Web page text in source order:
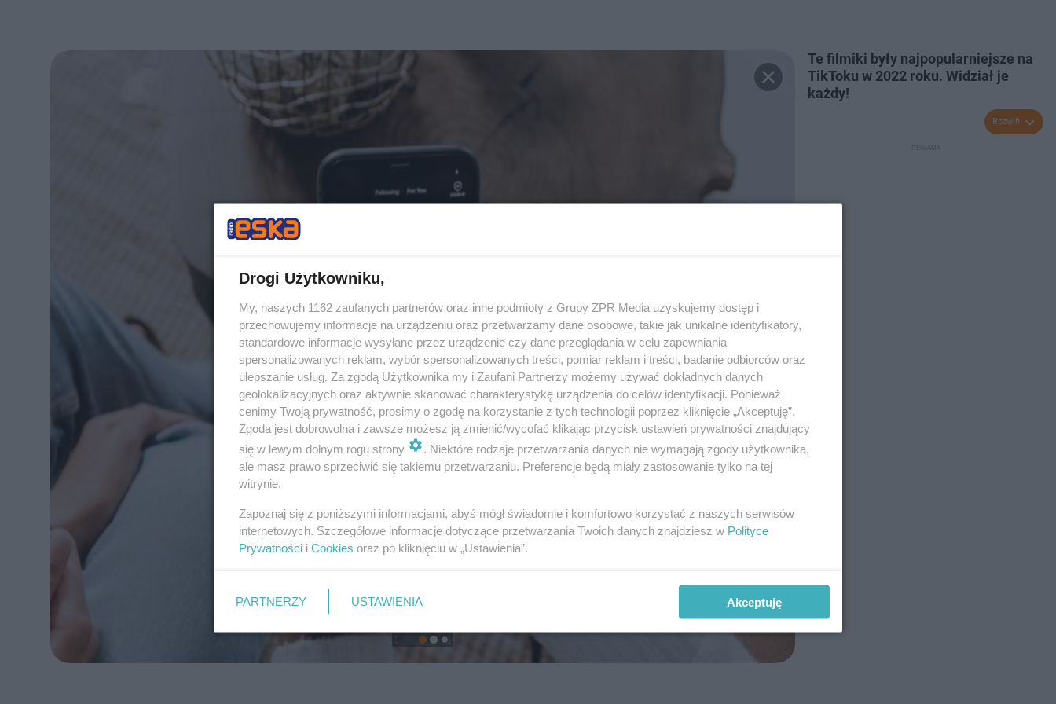
Te filmiki były najpopularniejsze na
TikToku w 2022 roku. Widział je
każdy!
Rozwiń
Drogi Użytkowniku,
My, naszych 1162 zaufanych partnerów oraz inne podmioty z Grupy ZPR Media uzyskujemy dostęp i
przechowujemy informacje na urządzeniu oraz przetwarzamy dane osobowe, takie jak unikalne identyfikatory,
standardowe informacje wysyłane przez urządzenie czy dane przeglądania w celu zapewniania
spersonalizowanych reklam, wybór spersonalizowanych treści, pomiar reklam i treści, badanie odbiorców oraz
ulepszanie usług. Za zgodą Użytkownika my i Zaufani Partnerzy możemy używać dokładnych danych
geolokalizacyjnych oraz aktywnie skanować charakterystykę urządzenia do celów identyfikacji. Ponieważ
cenimy Twoją prywatność, prosimy o zgodę na korzystanie z tych technologii poprzez kliknięcie „Akceptuję”.
Zgoda jest dobrowolna i zawsze możesz ją zmienić/wycofać klikając przycisk ustawień prywatności znajdujący
się w lewym dolnym rogu strony
. Niektóre rodzaje przetwarzania danych nie wymagają zgody użytkownika,
ale masz prawo sprzeciwić się takiemu przetwarzaniu. Preferencje będą miały zastosowanie tylko na tej
witrynie.
Zapoznaj się z poniższymi informacjami, abyś mógł świadomie i komfortowo korzystać z naszych serwisów
internetowych. Szczegółowe informacje dotyczące przetwarzania Twoich danych znajdziesz w Polityce
Prywatności i Cookies oraz po kliknięciu w „Ustawienia”.
PARTNERZY USTAWIENIA Akceptuję